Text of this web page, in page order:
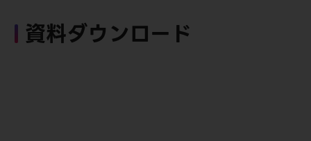
資料ダウンロード